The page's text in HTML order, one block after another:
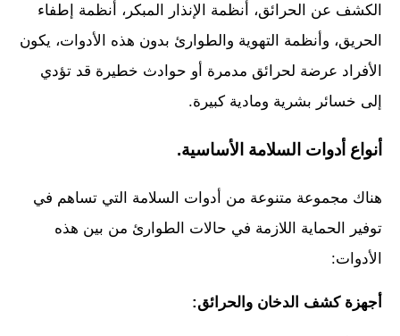
الكشف عن الحرائق، أنظمة الإنذار المبكر، أنظمة إطفاء
الحريق، وأنظمة التهوية والطوارئ بدون هذه الأدوات، يكون
الأفراد عرضة لحرائق مدمرة أو حوادث خطيرة قد تؤدي
إلى خسائر بشرية ومادية كبيرة.
أنواع أدوات السلامة الأساسية.
هناك مجموعة متنوعة من أدوات السلامة التي تساهم في
توفير الحماية اللازمة في حالات الطوارئ من بين هذه
الأدوات:
أجهزة كشف الدخان والحرائق: